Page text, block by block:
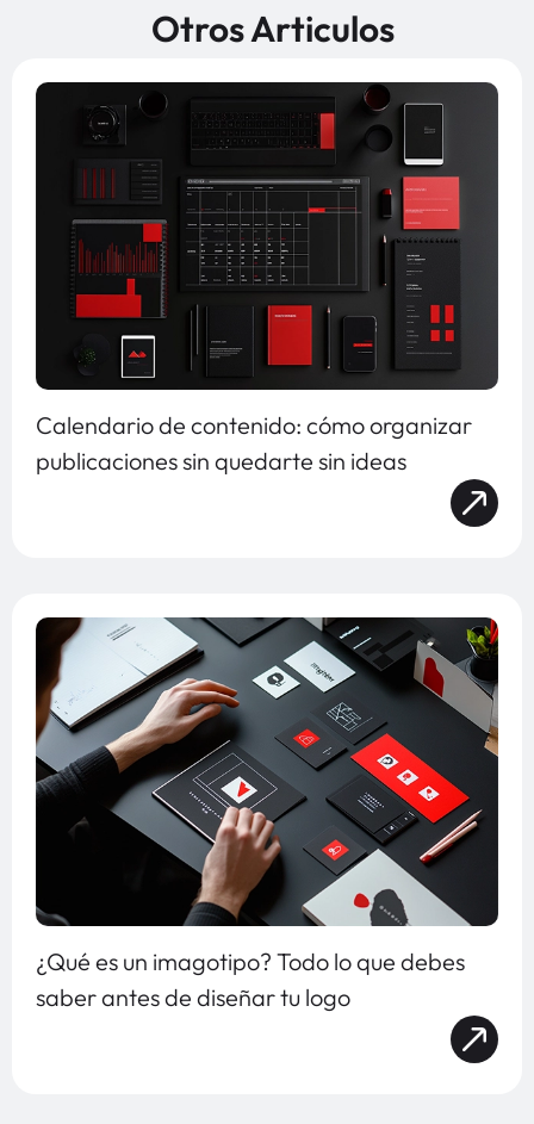
Otros Articulos
Calendario de contenido: cómo organizar
publicaciones sin quedarte sin ideas
¿Qué es un imagotipo? Todo lo que debes
saber antes de diseñar tu logo